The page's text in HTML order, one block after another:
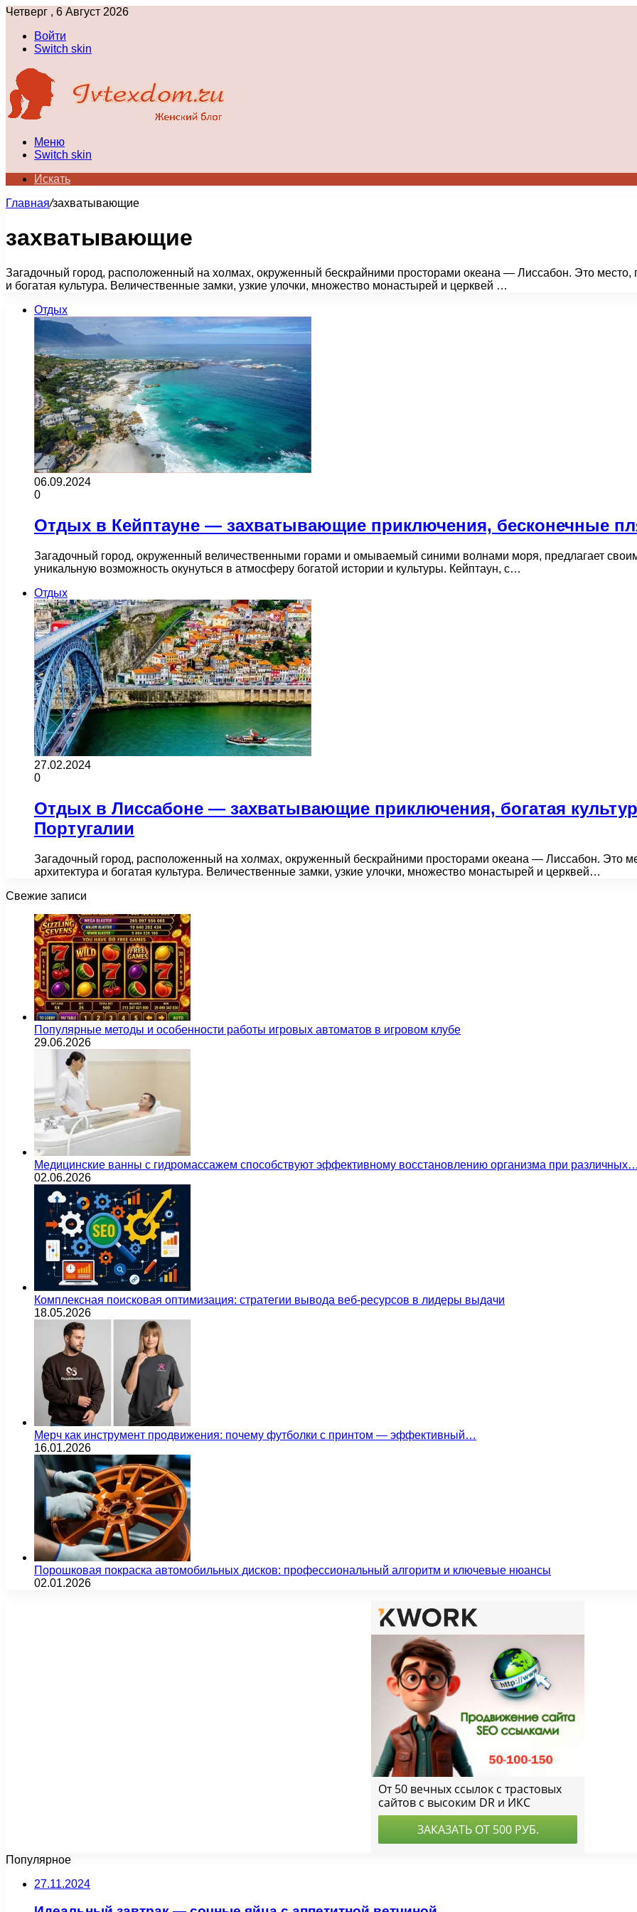
Четверг , 6 Август 2026
Войти
Switch skin
Меню
Switch skin
Искать
Главная/захватывающие
захватывающие
Загадочный город, расположенный на холмах, окруженный бескрайними просторами океана — Лиссабон. Это место,
и богатая культура. Величественные замки, узкие улочки, множество монастырей и церквей …
Отдых
06.09.2024
0
Отдых в Кейптауне — захватывающие приключения, бесконечные
Загадочный город, окруженный величественными горами и омываемый синими волнами моря, предлагает
уникальную возможность окунуться в атмосферу богатой истории и культуры. Кейптаун, с…
Отдых
27.02.2024
0
Отдых в Лиссабоне — захватывающие приключения, богатая
Португалии
Загадочный город, расположенный на холмах, окруженный бескрайними просторами океана — Лиссабон. Это
архитектура и богатая культура. Величественные замки, узкие улочки, множество монастырей и церквей…
Свежие записи
Популярные методы и особенности работы игровых автоматов в игровом клубе
29.06.2026
Медицинские ванны с гидромассажем способствуют эффективному восстановлению организма при
02.06.2026
Комплексная поисковая оптимизация: стратегии вывода веб-ресурсов в лидеры выдачи
18.05.2026
Мерч как инструмент продвижения: почему футболки с принтом — эффективный…
16.01.2026
Порошковая покраска автомобильных дисков: профессиональный алгоритм и ключевые нюансы
02.01.2026
Популярное
27.11.2024